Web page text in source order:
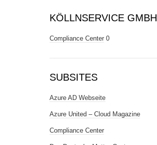
KÖLLNSERVICE GMBH
Compliance Center 0
SUBSITES
Azure AD Webseite
Azure United – Cloud Magazine
Compliance Center